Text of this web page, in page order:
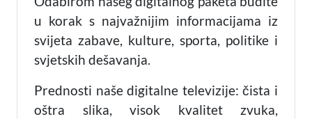
u korak s najvažnijim informacijama iz
svijeta zabave, kulture, sporta, politike i
svjetskih dešavanja.
Prednosti naše digitalne televizije: čista i
oštra slika, visok kvalitet zvuka,